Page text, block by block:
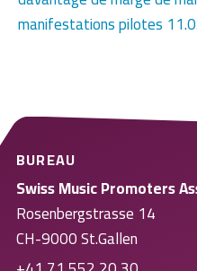
manifestations pilotes
BUREAU
Swiss Music Promoters
Rosenbergstrasse 14
CH-9000 St.Gallen